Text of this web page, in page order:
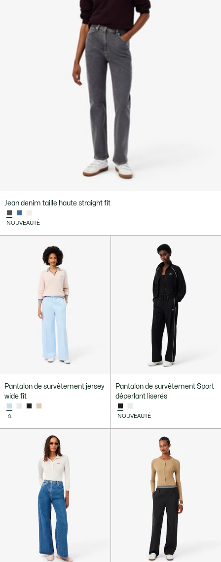
Jean denim taille haute straight fit
NOUVEAUTÉ
Pantalon de survêtement jersey
wide fit
Pantalon de survêtement Sport
déperlant liserés
NOUVEAUTÉ